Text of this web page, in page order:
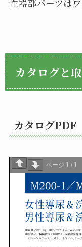
性器部パーツは
カタログと
カタログPDF
ページ 1 / 1